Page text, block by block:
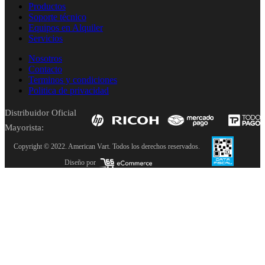
Productos
Soporte técnico
Equipos en Alquiler
Servicios
Nosotros
Contacto
Terminos y condiciones
Politica de privacidad
Distribuidor Oficial
Mayorista:
Copyright © 2022. American Vart. Todos los derechos reservados.
Diseño por